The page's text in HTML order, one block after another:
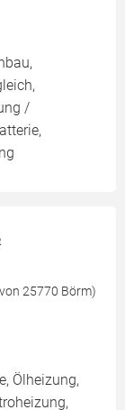
/
25770 Börm)
Ölheizung,